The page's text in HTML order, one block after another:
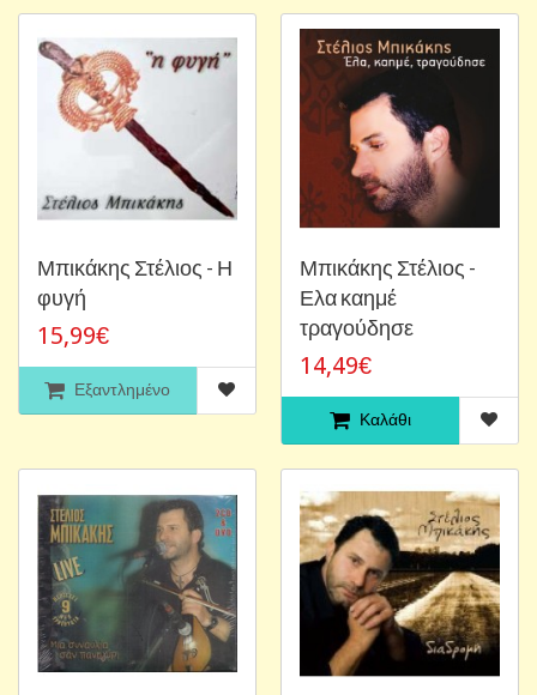
Μπικάκης Στέλιος - Η
φυγή
15,99€
Εξαντλημένο
Μπικάκης Στέλιος -
Ελα καημέ
τραγούδησε
14,49€
Καλάθι